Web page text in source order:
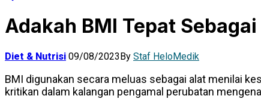
Adakah BMI Tepat
Diet & Nutrisi 09/08/2023By Staf HeloMedik
BMI digunakan secara meluas sebagai alat menilai
kritikan dalam kalangan pengamal perubatan